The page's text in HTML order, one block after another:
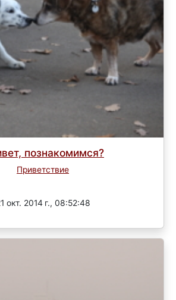
познакомимся?
Приветствие
окт. 2014 г., 08:52:48